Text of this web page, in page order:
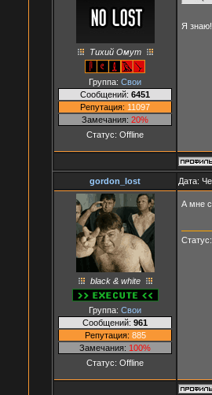
Тихий Омут
Группа: Свои
Сообщений: 6451
Репутация: 11097
Замечания: 20%
Статус: Offline
Я
gordon_lost Дата:
black & white
Группа: Свои
Сообщений: 961
Репутация: 885
Замечания: 100%
Статус: Offline
А мне